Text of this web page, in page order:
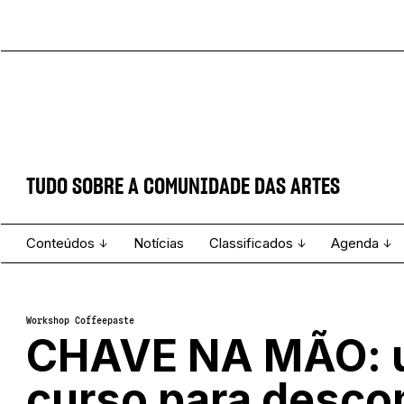
TUDO SOBRE A COMUNIDADE DAS ARTES
Conteúdos Notícias Classificados Agenda
Workshop Coffeepaste
CHAVE NA MÃO: